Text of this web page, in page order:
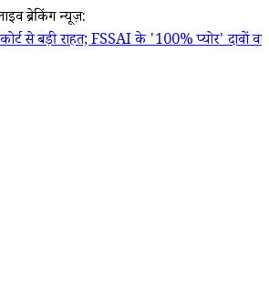
ब्रेकिंग न्यूज़:
FSSAI के '100% प्योर' दावों वाले बैन ऑर्डर